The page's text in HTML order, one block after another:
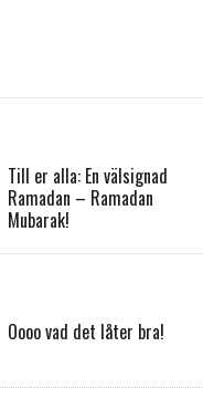
Till er alla: En välsignad
Ramadan – Ramadan
Mubarak!
Oooo vad det låter bra!